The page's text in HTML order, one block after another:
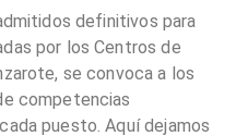
definitivos para
por los Centros de
se convoca a los
competencias
puesto. Aquí dejamos